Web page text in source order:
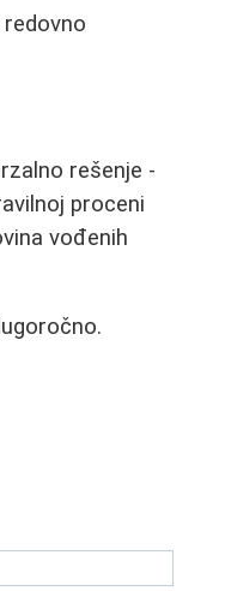
rešenje -
proceni
vođenih